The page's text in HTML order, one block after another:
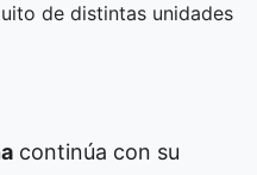
de distintas unidades
continúa con su